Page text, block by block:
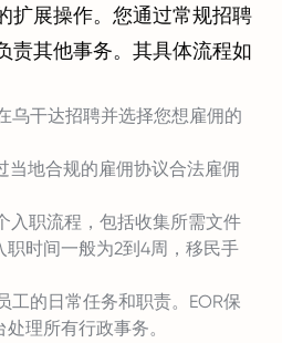
扩展操作。您通过常规招聘
责其他事务。其具体流程如
乌干达招聘并选择您想雇佣的
当地合规的雇佣协议合法雇佣
入职流程，包括收集所需文件
职时间一般为2到4周，移民手
工的日常任务和职责。EOR保
理所有行政事务。